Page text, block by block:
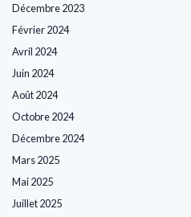
Décembre 2023
Février 2024
Avril 2024
Juin 2024
Août 2024
Octobre 2024
Décembre 2024
Mars 2025
Mai 2025
Juillet 2025